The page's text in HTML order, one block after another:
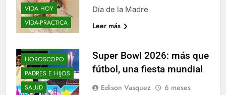
VIDA HOY
VIDA-PRACTICA
Día de la Madre
Leer más
BLOGS
ELLOS Y ELLAS
HOROSCOPO
PADRES E HIJOS
SALUD
Super Bowl 2026: más que
fútbol, una fiesta mundial
Edison Vasquez
6 meses
AÑO NUEVO
BLOGS